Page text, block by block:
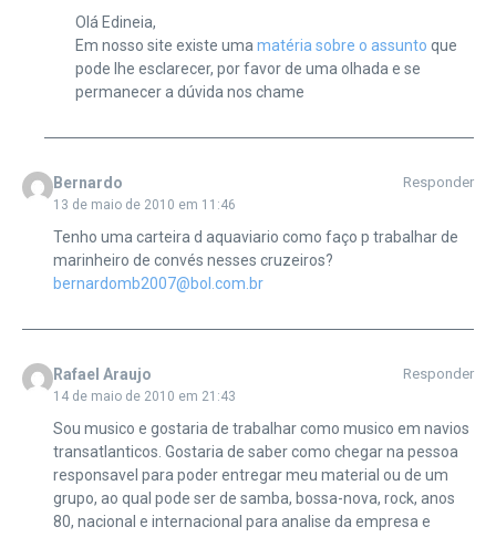
Olá Edineia,
Em nosso site existe umamatéria sobre o assunto que
pode lhe esclarecer, por favor de uma olhada e se
permanecer a dúvida nos chame
Bernardo
13 de maio de 2010 em 11:46
Responder
Tenho uma carteira d aquaviario como faço p trabalhar de
marinheiro de convés nesses cruzeiros?
bernardomb2007@bol.com.br
Rafael Araujo
14 de maio de 2010 em 21:43
Responder
Sou musico e gostaria de trabalhar como musico em navios
transatlanticos. Gostaria de saber como chegar na pessoa
responsavel para poder entregar meu material ou de um
grupo, ao qual pode ser de samba, bossa-nova, rock, anos
80, nacional e internacional para analise da empresa e